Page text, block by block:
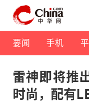
要闻 手机
雷神即将推
时尚，配有